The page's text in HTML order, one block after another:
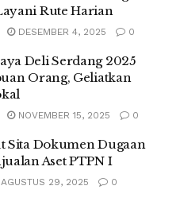
Rute Harian
DESEMBER 4, 2025 0
Deli Serdang 2025
Orang, Geliatkan
NOVEMBER 15, 2025 0
Sita Dokumen Dugaan
Aset PTPN I
29, 2025 0